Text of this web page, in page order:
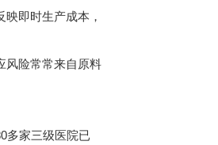
即时生产成本，
风险常常来自原料
多家三级医院已